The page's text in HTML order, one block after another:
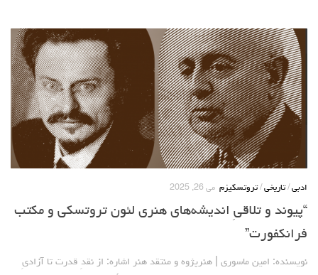
ادبی /تاریخی /تروتسکیزم می 26, 2025
“پیوند و تلاقیِ اندیشه‌های هنری لئون تروتسکی و مکتب
فرانکفورت”
نویسنده: امین ماسوری | هنرپژوه و منتقد هنر اشاره: از نقدِ قدرت تا آزادیِ